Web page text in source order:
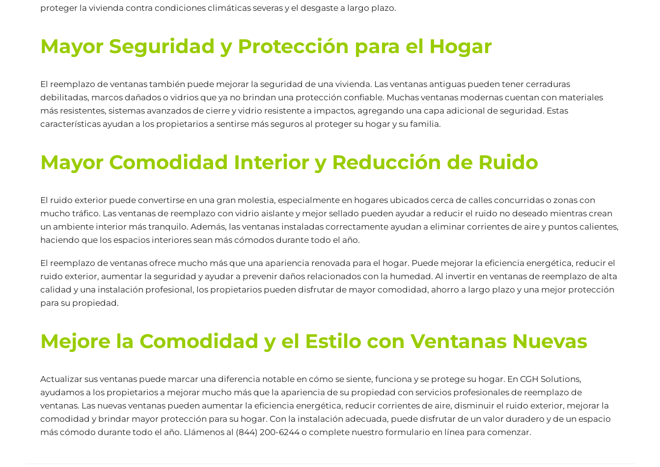
proteger la vivienda contra condiciones climáticas severas y el desgaste a largo plazo.
Mayor Seguridad y Protección para el Hogar
El reemplazo de ventanas también puede mejorar la seguridad de una vivienda. Las ventanas antiguas pueden tener cerraduras
debilitadas, marcos dañados o vidrios que ya no brindan una protección confiable. Muchas ventanas modernas cuentan con materiales
más resistentes, sistemas avanzados de cierre y vidrio resistente a impactos, agregando una capa adicional de seguridad. Estas
características ayudan a los propietarios a sentirse más seguros al proteger su hogar y su familia.
Mayor Comodidad Interior y Reducción de Ruido
El ruido exterior puede convertirse en una gran molestia, especialmente en hogares ubicados cerca de calles concurridas o zonas con
mucho tráfico. Las ventanas de reemplazo con vidrio aislante y mejor sellado pueden ayudar a reducir el ruido no deseado mientras crean
un ambiente interior más tranquilo. Además, las ventanas instaladas correctamente ayudan a eliminar corrientes de aire y puntos calientes,
haciendo que los espacios interiores sean más cómodos durante todo el año.
El reemplazo de ventanas ofrece mucho más que una apariencia renovada para el hogar. Puede mejorar la eficiencia energética, reducir el
ruido exterior, aumentar la seguridad y ayudar a prevenir daños relacionados con la humedad. Al invertir en ventanas de reemplazo de alta
calidad y una instalación profesional, los propietarios pueden disfrutar de mayor comodidad, ahorro a largo plazo y una mejor protección
para su propiedad.
Mejore la Comodidad y el Estilo con Ventanas Nuevas
Actualizar sus ventanas puede marcar una diferencia notable en cómo se siente, funciona y se protege su hogar. En CGH Solutions,
ayudamos a los propietarios a mejorar mucho más que la apariencia de su propiedad con servicios profesionales de reemplazo de
ventanas. Las nuevas ventanas pueden aumentar la eficiencia energética, reducir corrientes de aire, disminuir el ruido exterior, mejorar la
comodidad y brindar mayor protección para su hogar. Con la instalación adecuada, puede disfrutar de un valor duradero y de un espacio
más cómodo durante todo el año. Llámenos al (844) 200-6244o complete nuestro formulario en línea para comenzar.